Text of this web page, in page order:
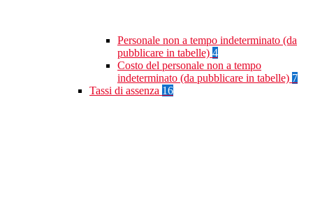
Personale non a tempo indeterminato (da
pubblicare in tabelle) 4
Costo del personale non a tempo
indeterminato (da pubblicare in tabelle) 7
Tassi di assenza 16